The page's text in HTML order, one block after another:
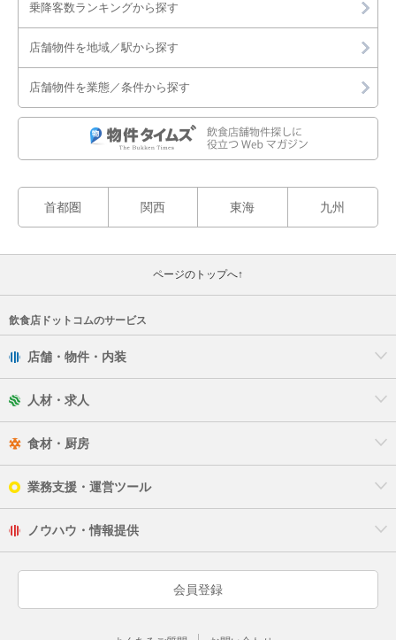
乗降客数ランキングから探す
店舗物件を地域／駅から探す
店舗物件を業態／条件から探す
首都圏 関西 東海 九州
ページのトップへ↑
飲食店ドットコムのサービス
店舗・物件・内装
人材・求人
食材・厨房
業務支援・運営ツール
ノウハウ・情報提供
会員登録